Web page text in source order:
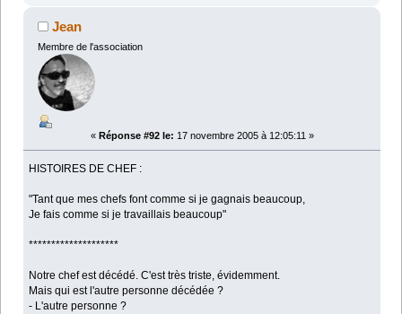
Jean
Membre de l'association
« Réponse #92 le: 17 novembre 2005 à 12:05:11 »
HISTOIRES DE CHEF :
"Tant que mes chefs font comme si je gagnais beaucoup,
Je fais comme si je travaillais beaucoup"
********************
Notre chef est décédé. C'est très triste, évidemment.
Mais qui est l'autre personne décédée ?
- L'autre personne ?